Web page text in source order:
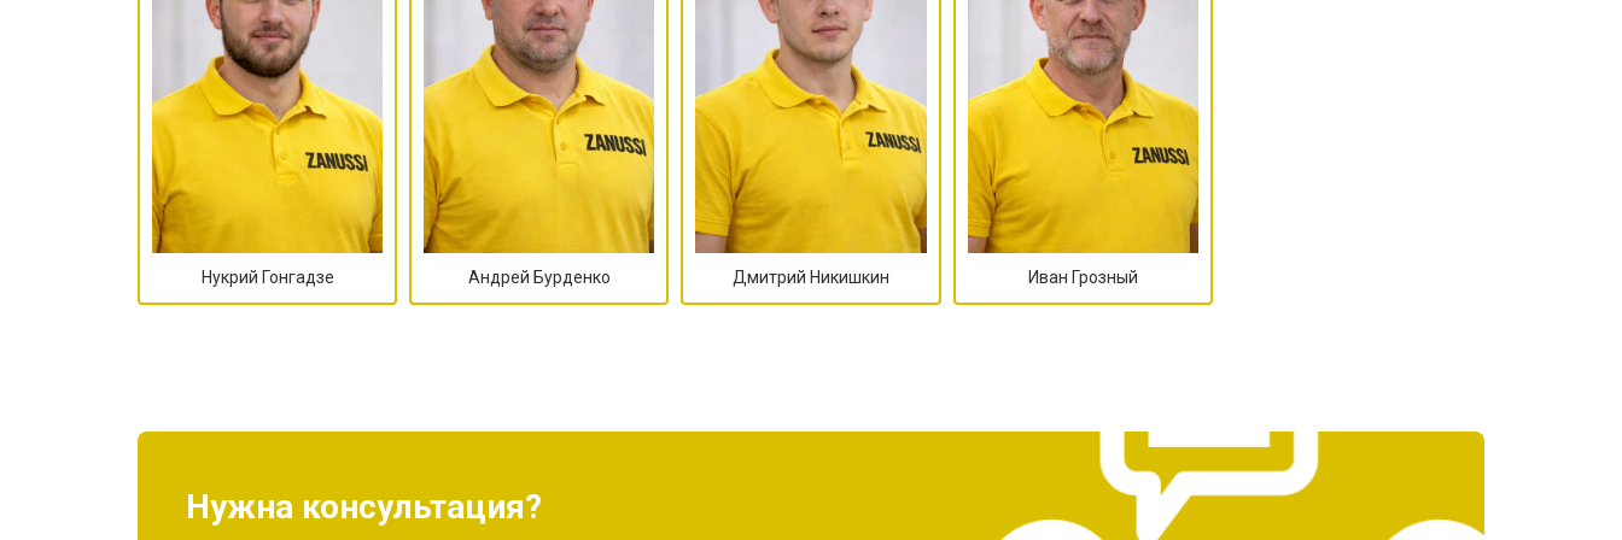
Ремонт платы управления (восстановление) от 2590 ₽
Замена датчика мутности от 50 мин от 1900 ₽
Замена датчика соли от 50 мин
от 750 ₽
Нукрий Гонгадзе Андрей Бурденко Дмитрий Никишкин Иван Грозный
Нужна консультация?